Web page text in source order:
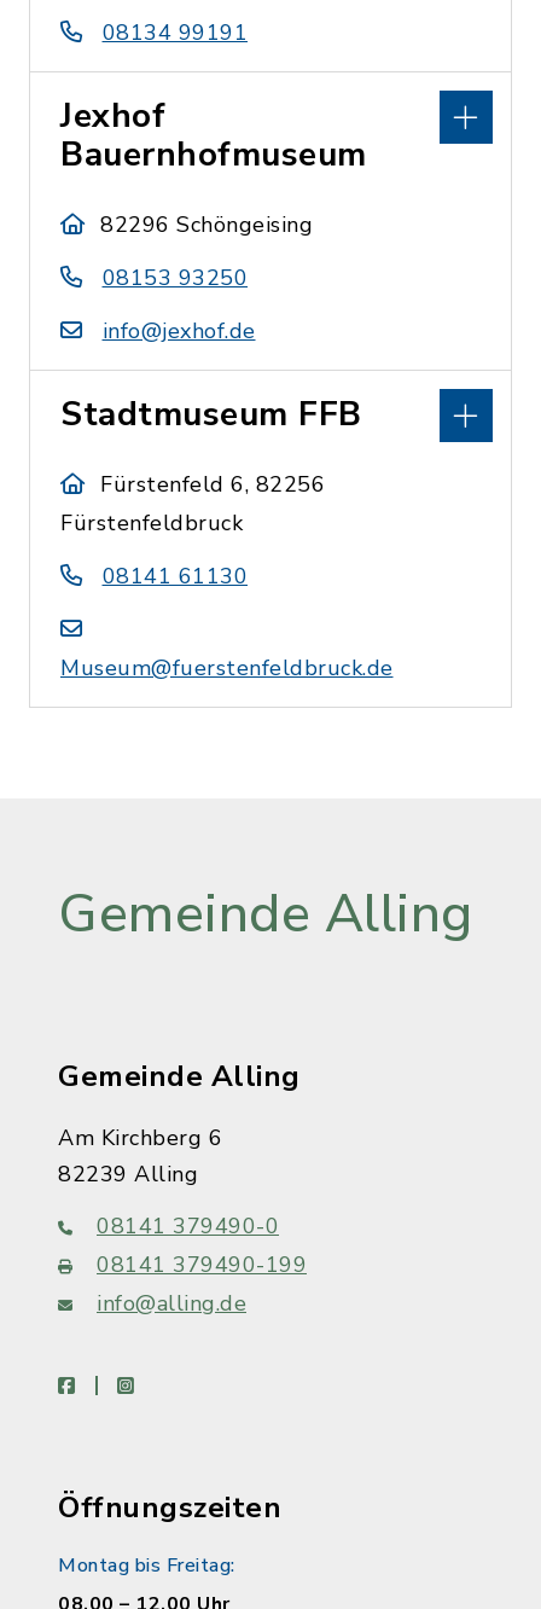
08134 99191
Jexhof
Bauernhofmuseum
82296 Schöngeising
08153 93250
info@jexhof.de
Stadtmuseum FFB
Fürstenfeld 6, 82256
Fürstenfeldbruck
08141 61130
Museum@fuerstenfeldbruck.de
Gemeinde Alling
Gemeinde Alling
Am Kirchberg 6
82239 Alling
08141 379490-0
08141 379490-199
info@alling.de
facebookinstagram
Öffnungszeiten
Montag bis Freitag: